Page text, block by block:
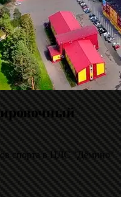
спорта в ЦЛС "Дёмино"